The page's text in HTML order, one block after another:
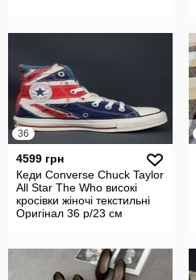
36
4599 грн
Кеди Converse Chuck Taylor
All Star The Who високі
кросівки жіночі текстильні
Оригінал 36 р/23 см